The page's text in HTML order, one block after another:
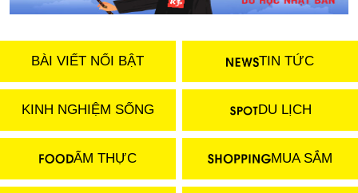
BÀI VIẾT NỔI BẬT TIN TỨC
KINH NGHIỆM SỐNG DU LỊCH
ẨM THỰC MUA SẮM